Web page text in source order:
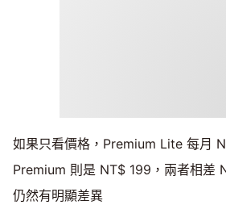
如果只看價格，Premium Lite 每月
Premium 則是 NT$ 199，兩者相差
仍然有明顯差異